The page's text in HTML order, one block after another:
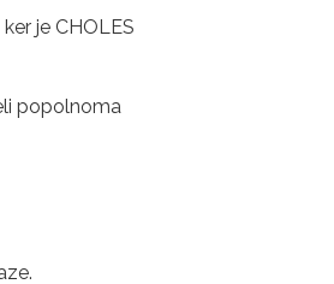
je CHOLES
popolnoma